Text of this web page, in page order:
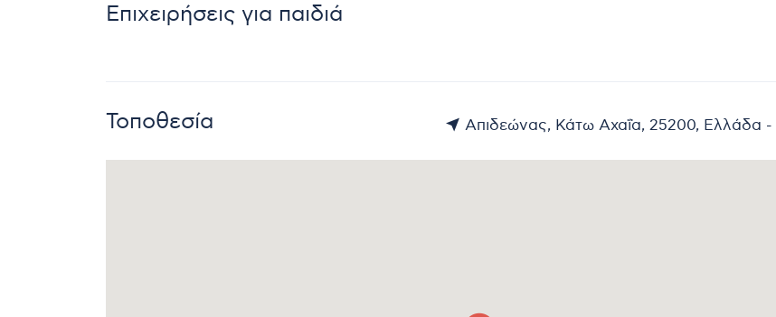
Επιχειρήσεις για παιδιά
Τοποθεσία Απιδεώνας, Κάτω Αχαΐα, 25200, Ελλάδα -